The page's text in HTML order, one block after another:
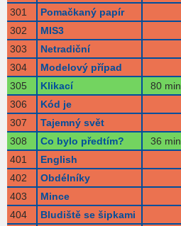
301
Pomačkaný papír
302
MIS3
303
Netradiční
304
Modelový případ
305
Klikací 80 min
306
Kód je
307
Tajemný svět
308
Co bylo předtím? 36 min
401
English
402
Obdélníky
403
Mince
404
Bludiště se šipkami